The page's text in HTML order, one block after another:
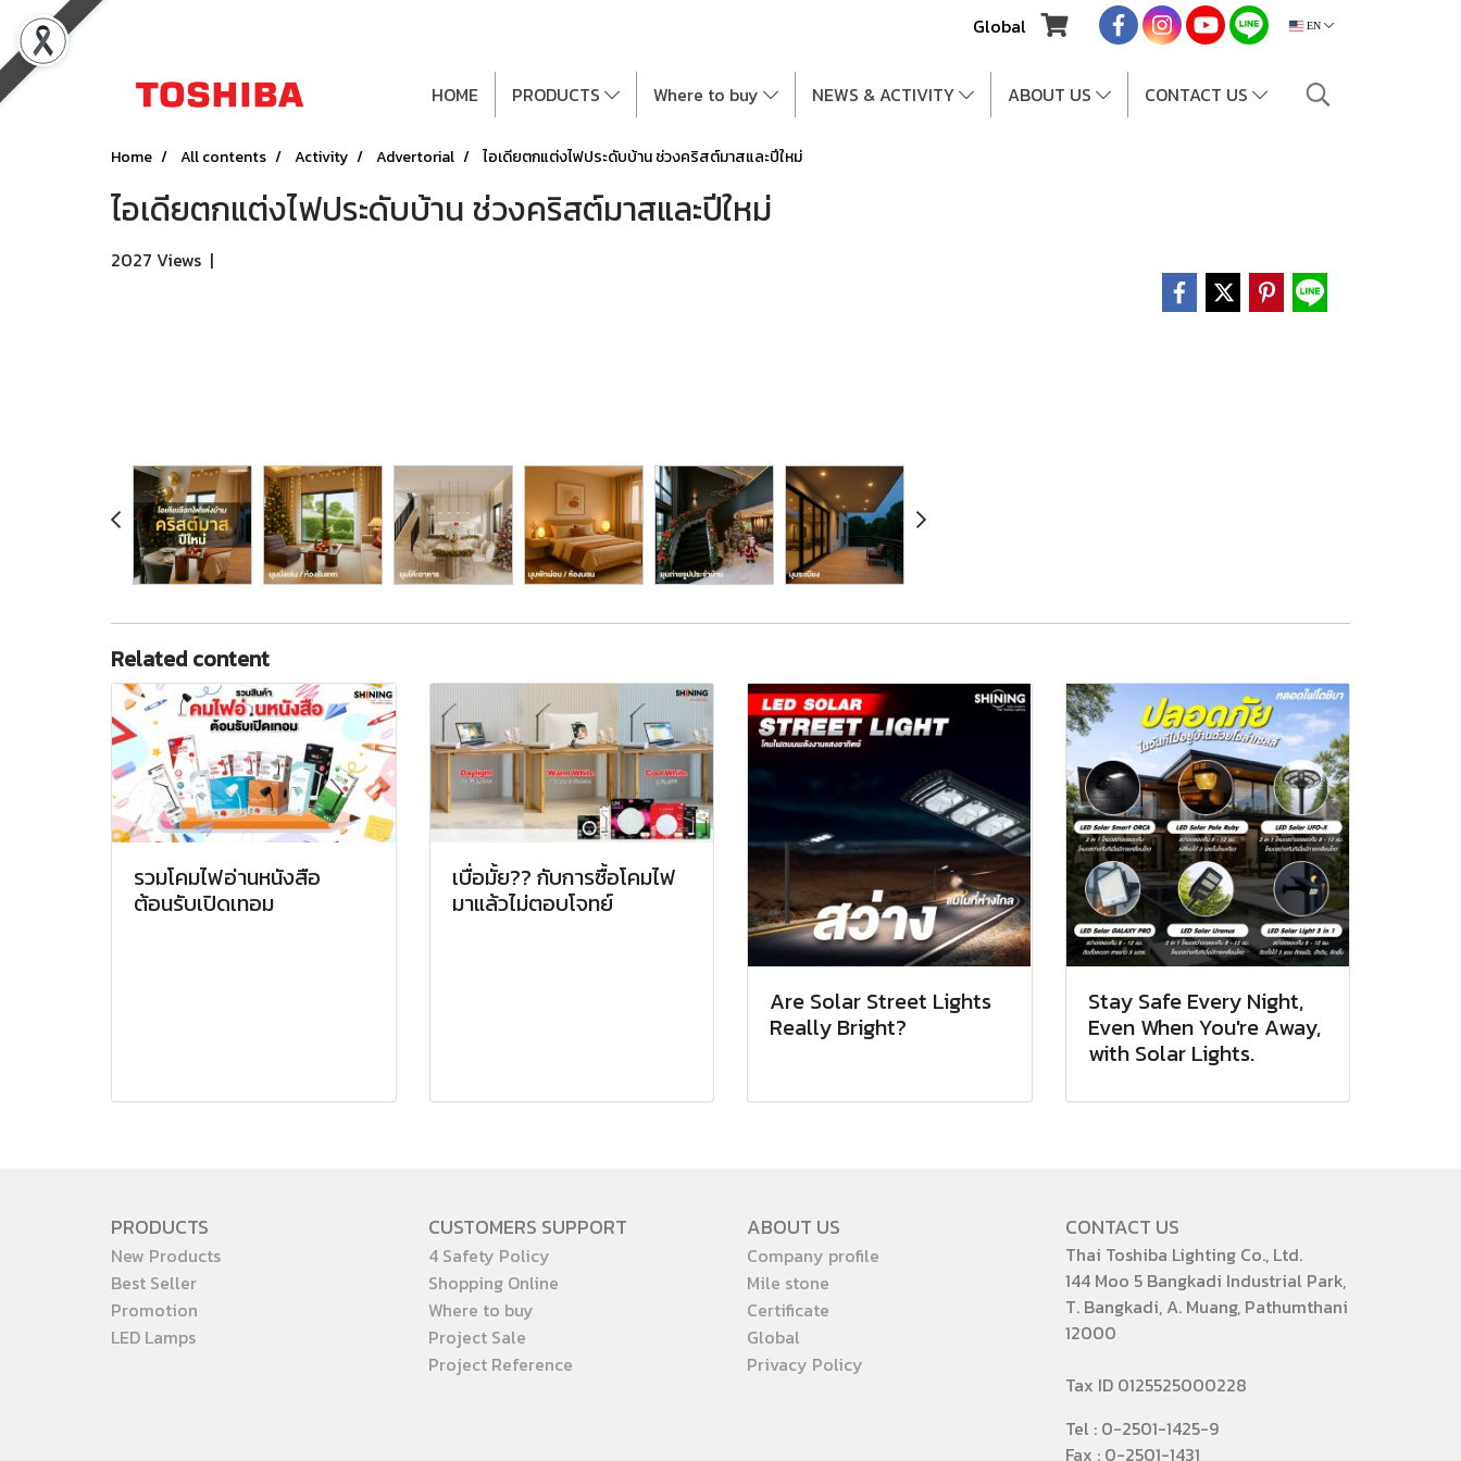
Global EN
HOME PRODUCTS Where to buy NEWS & ACTIVITY ABOUT US CONTACT US
Home All contents Activity Advertorial ไอเดียตกแต่งไฟประดับบ้าน ช่วงคริสต์มาสและปีใหม่
ไอเดียตกแต่งไฟประดับบ้าน ช่วงคริสต์มาสและปีใหม่
2027 Views |
Related content
รวมโคมไฟอ่านหนังสือ
ต้อนรับเปิดเทอม
เบื่อมั้ย?? กับการซื้อโคมไฟ
มาแล้วไม่ตอบโจทย์
Are Solar Street Lights
Really Bright?
Stay Safe Every Night,
Even When You're Away,
with Solar Lights.
PRODUCTS
New Products
Best Seller
Promotion
LED Lamps
CUSTOMERS SUPPORT
4 Safety Policy
Shopping Online
Where to buy
Project Sale
Project Reference
ABOUT US
Company profile
Mile stone
Certificate
Global
Privacy Policy
CONTACT US
Thai Toshiba Lighting Co., Ltd.
144 Moo 5 Bangkadi Industrial Park,
T. Bangkadi, A. Muang, Pathumthani
12000
Tax ID 0125525000228
Tel : 0-2501-1425-9
Fax : 0-2501-1431